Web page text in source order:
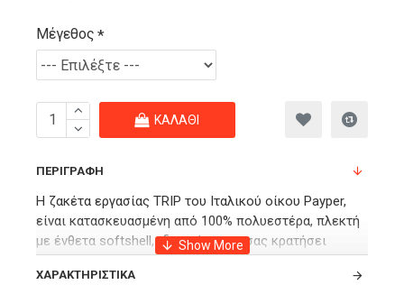
Μέγεθος
ΚΑΛΆΘΙ
ΠΕΡΙΓΡΑΦΉ
Η ζακέτα εργασίας TRIP του Ιταλικού οίκου Payper,
είναι κατασκευασμένη από 100% πολυεστέρα, πλεκτή
με ένθετα softshell, ιδανική για να σας κρατήσει
ζεστούς σε κρύες συνθήκες στην εργασία σας αλλά
και στην καθημερινότητα σας.
ΧΑΡΑΚΤΗΡΙΣΤΙΚΆ